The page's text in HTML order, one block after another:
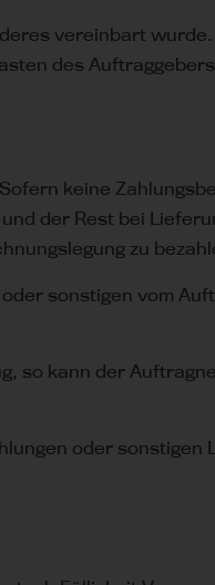
vereinbart
des
keine
der Rest bei
zu
sonstigen vom
so kann der
oder sonstigen